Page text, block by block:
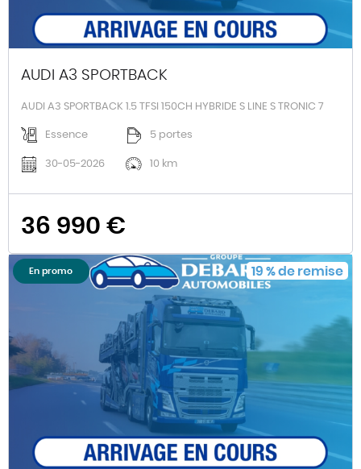
AUDI A3 SPORTBACK
AUDI A3 SPORTBACK 1.5 TFSI 150CH HYBRIDE S LINE S TRONIC 7
Essence 5 portes
30-05-2026 10 km
36 990 €
En promo 19 %de remise